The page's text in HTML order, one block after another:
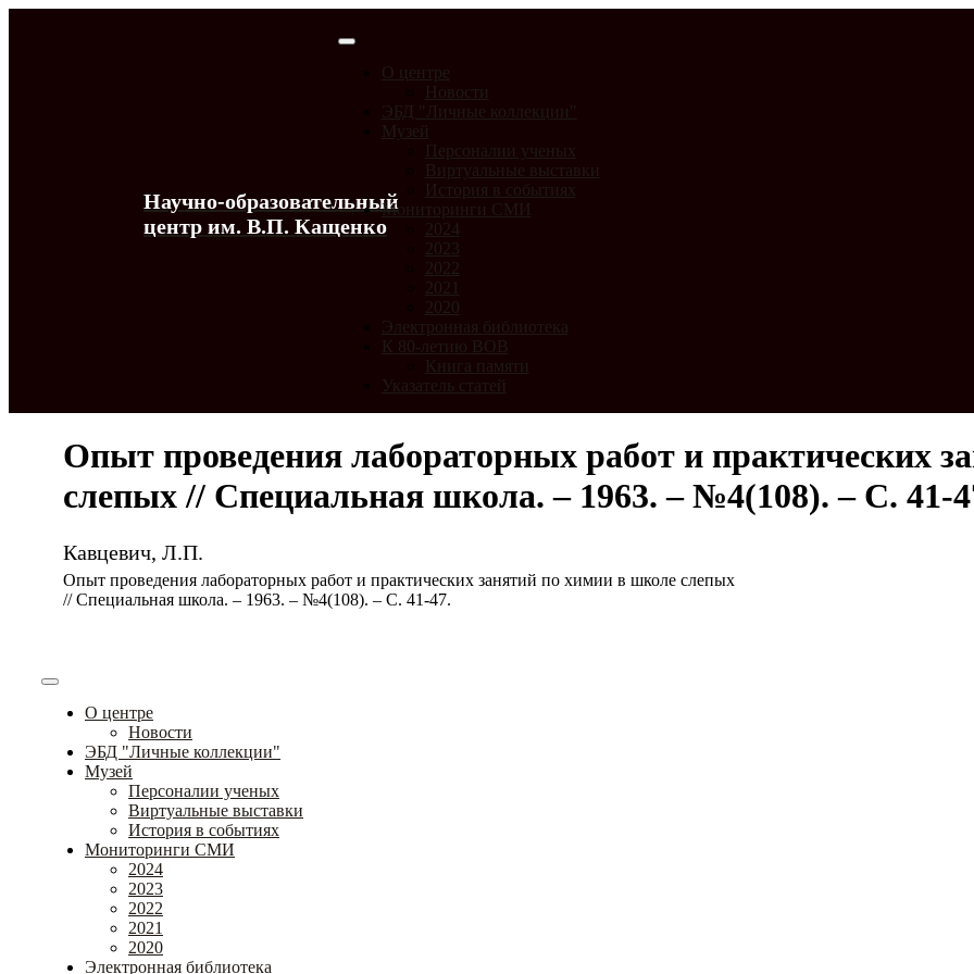
Научно-образовательный
центр им. В.П. Кащенко
О центре
Новости
ЭБД "Личные коллекции"
Музей
Персоналии ученых
Виртуальные выставки
История в событиях
Мониторинги СМИ
2024
2023
2022
2021
2020
Электронная библиотека
К 80-летию ВОВ
Книга памяти
Указатель статей
Опыт проведения лабораторных работ и практических
слепых // Специальная школа. – 1963. – №4(108). – С. 41-
Кавцевич, Л.П.
Опыт проведения лабораторных работ и практических занятий по химии в школе слепых
// Специальная школа. – 1963. – №4(108). – С. 41-47.
О центре
Новости
ЭБД "Личные коллекции"
Музей
Персоналии ученых
Виртуальные выставки
История в событиях
Мониторинги СМИ
2024
2023
2022
2021
2020
Электронная библиотека